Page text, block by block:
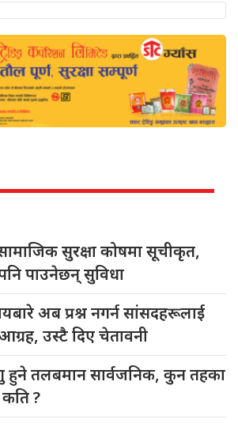
सुरक्षा कोषमा सूचीकृत,
पाउनेछन् सुविधा
अब प्रश्न नगर्न सांसदहरूलाई
उस्टै दिए चेतावनी
हुने तलबमान सार्वजनिक, कुन तहका
?